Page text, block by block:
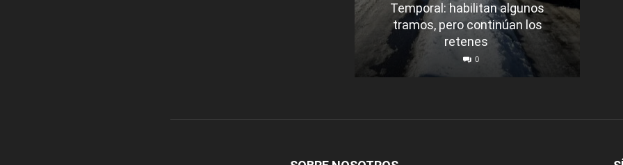
Temporal: habilitan algunos
tramos, pero continúan los
retenes
0